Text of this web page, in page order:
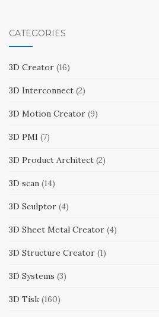
CATEGORIES
3D Creator (16)
3D Interconnect (2)
3D Motion Creator (9)
3D PMI (7)
3D Product Architect (2)
3D scan (14)
3D Sculptor (4)
3D Sheet Metal Creator (4)
3D Structure Creator (1)
3D Systems (3)
3D Tisk (160)